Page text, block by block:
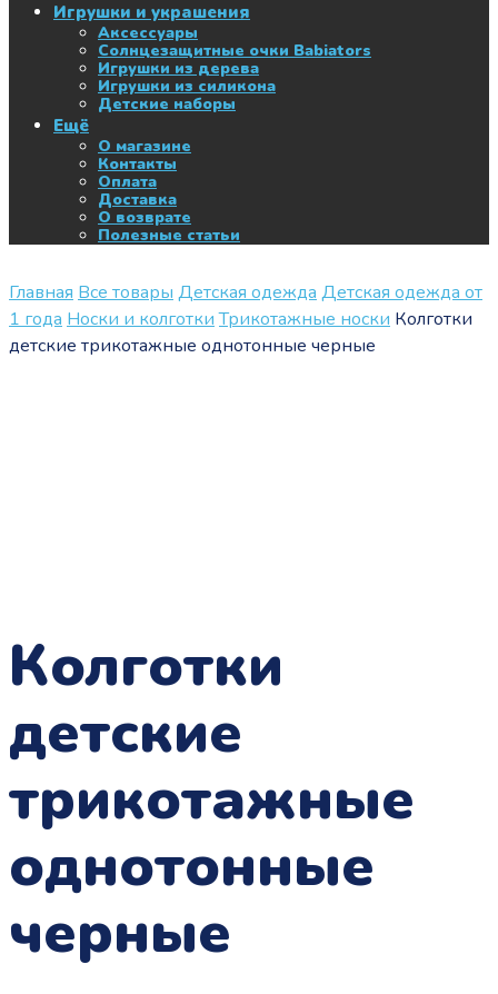
Игрушки и украшения
Аксессуары
Солнцезащитные очки Babiators
Игрушки из дерева
Игрушки из силикона
Детские наборы
Ещё
О магазине
Контакты
Оплата
Доставка
О возврате
Полезные статьи
Главная Все товары Детская одежда Детская одежда от
1 года Носки и колготки Трикотажные носки Колготки
детские трикотажные однотонные черные
Колготки
детские
трикотажные
однотонные
черные